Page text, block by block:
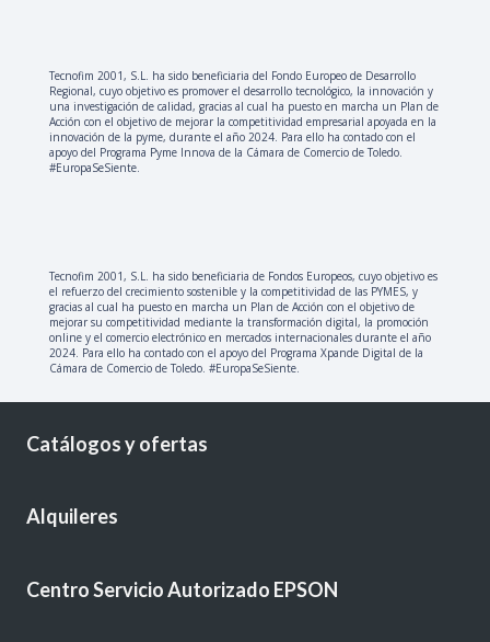
Tecnofim 2001, S.L. ha sido beneficiaria del Fondo Europeo de Desarrollo
Regional, cuyo objetivo es promover el desarrollo tecnológico, la innovación y
una investigación de calidad, gracias al cual ha puesto en marcha un Plan de
Acción con el objetivo de mejorar la competitividad empresarial apoyada en la
innovación de la pyme, durante el año 2024. Para ello ha contado con el
apoyo del Programa Pyme Innova de la Cámara de Comercio de Toledo.
#EuropaSeSiente.
Tecnofim 2001, S.L. ha sido beneficiaria de Fondos Europeos, cuyo objetivo es
el refuerzo del crecimiento sostenible y la competitividad de las PYMES, y
gracias al cual ha puesto en marcha un Plan de Acción con el objetivo de
mejorar su competitividad mediante la transformación digital, la promoción
online y el comercio electrónico en mercados internacionales durante el año
2024. Para ello ha contado con el apoyo del Programa Xpande Digital de la
Cámara de Comercio de Toledo. #EuropaSeSiente.
Catálogos y ofertas
Alquileres
Centro Servicio Autorizado EPSON